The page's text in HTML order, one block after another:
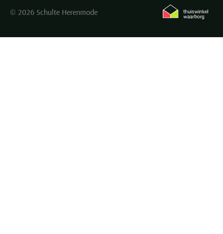
© 2026 Schulte Herenmode